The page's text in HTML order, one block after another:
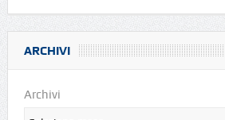
ARCHIVI
Archivi